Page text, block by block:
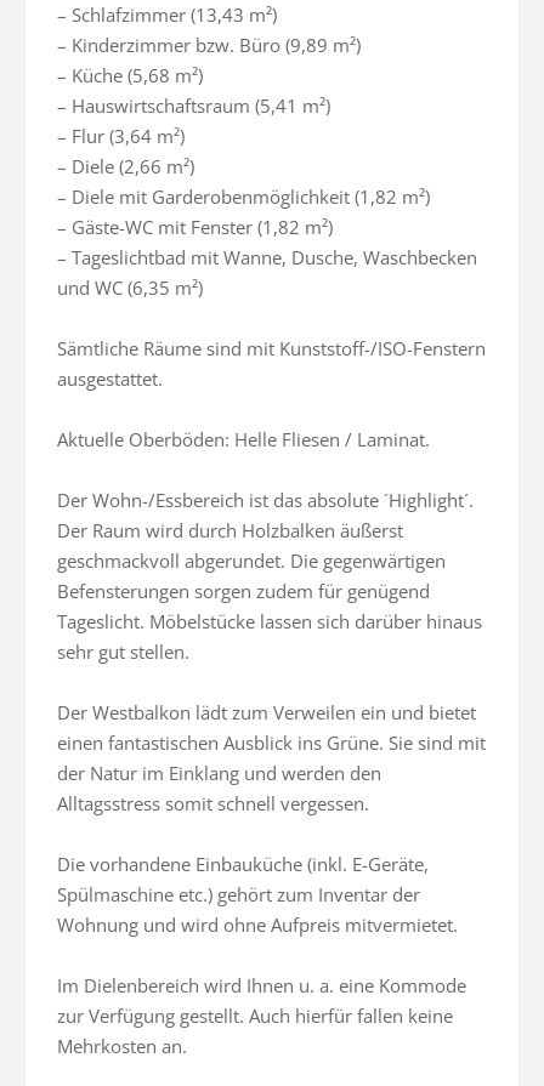
– Schlafzimmer (13,43 m²)
– Kinderzimmer bzw. Büro (9,89 m²)
– Küche (5,68 m²)
– Hauswirtschaftsraum (5,41 m²)
– Flur (3,64 m²)
– Diele (2,66 m²)
– Diele mit Garderobenmöglichkeit (1,82 m²)
– Gäste-WC mit Fenster (1,82 m²)
– Tageslichtbad mit Wanne, Dusche, Waschbecken
und WC (6,35 m²)
Sämtliche Räume sind mit Kunststoff-/ISO-Fenstern
ausgestattet.
Aktuelle Oberböden: Helle Fliesen / Laminat.
Der Wohn-/Essbereich ist das absolute ´Highlight´.
Der Raum wird durch Holzbalken äußerst
geschmackvoll abgerundet. Die gegenwärtigen
Befensterungen sorgen zudem für genügend
Tageslicht. Möbelstücke lassen sich darüber hinaus
sehr gut stellen.
Der Westbalkon lädt zum Verweilen ein und bietet
einen fantastischen Ausblick ins Grüne. Sie sind mit
der Natur im Einklang und werden den
Alltagsstress somit schnell vergessen.
Die vorhandene Einbauküche (inkl. E-Geräte,
Spülmaschine etc.) gehört zum Inventar der
Wohnung und wird ohne Aufpreis mitvermietet.
Im Dielenbereich wird Ihnen u. a. eine Kommode
zur Verfügung gestellt. Auch hierfür fallen keine
Mehrkosten an.